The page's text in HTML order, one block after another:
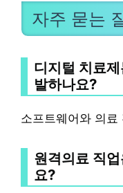
자주 묻는
디지털 치료
발하나요?
소프트웨어와 의료
원격의료 직
요?